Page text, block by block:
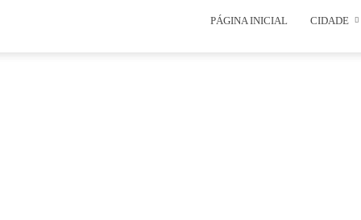
PÁGINA INICIAL CIDADE